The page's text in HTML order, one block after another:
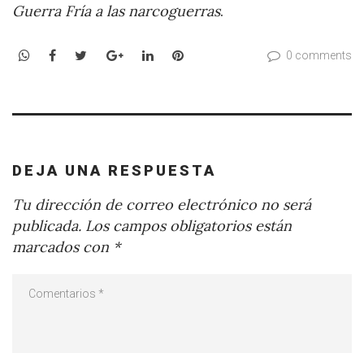
Guerra Fría a las narcoguerras.
WhatsApp
Facebook
TwitterGoogle+LinkedInPinterest 0 comments
DEJA UNA RESPUESTA
Tu dirección de correo electrónico no será
publicada. Los campos obligatorios están
marcados con *